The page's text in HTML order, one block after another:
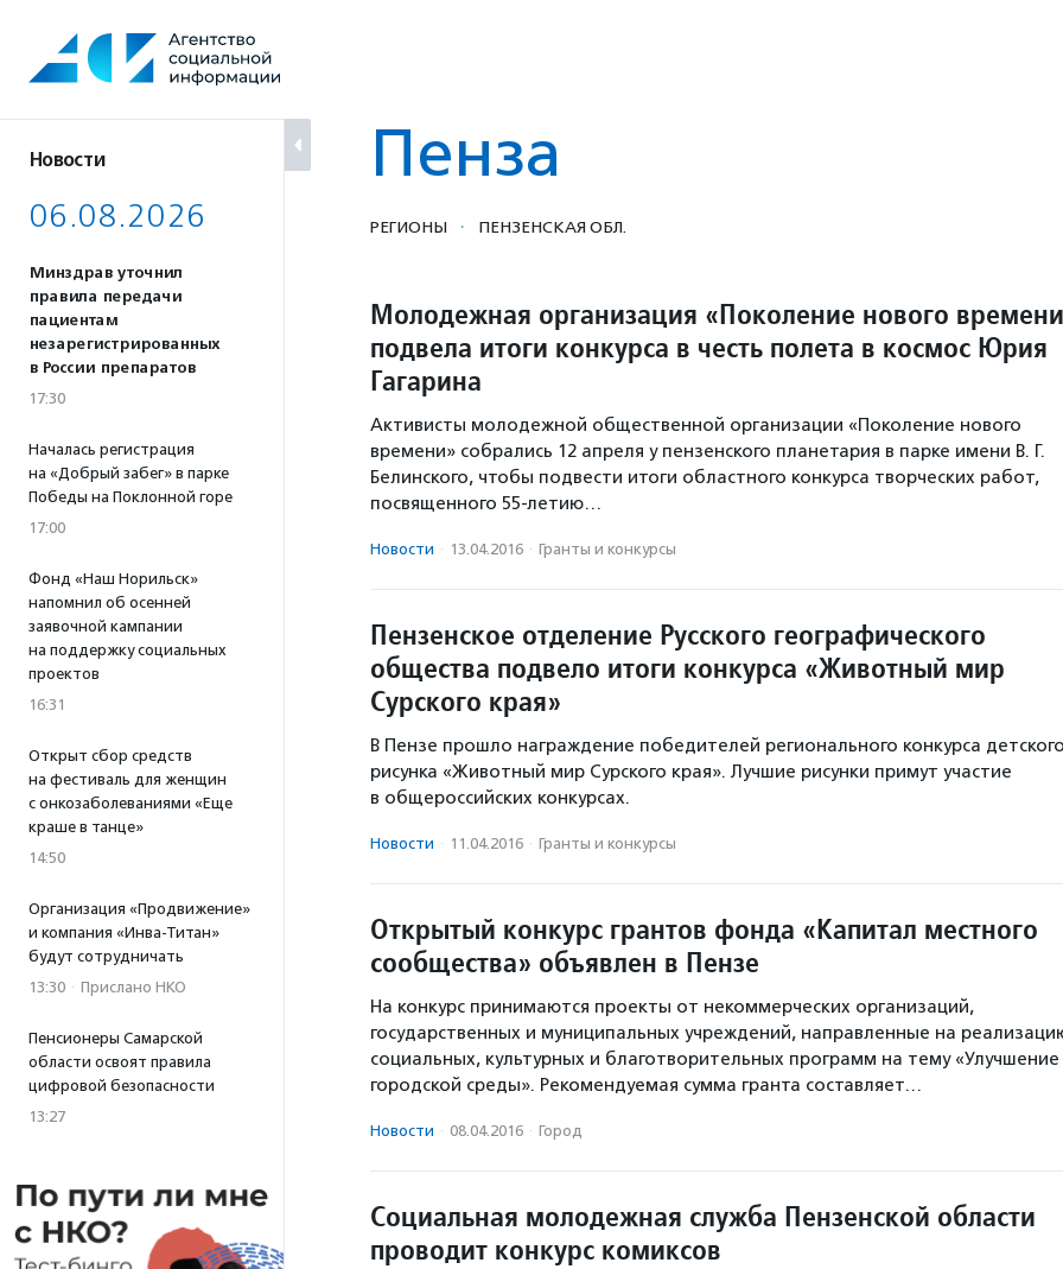
содержанию
Новости
06.08.2026
Минздрав уточнил
правила передачи
пациентам
незарегистрированных
в России препаратов
17:30
Началась регистрация
на «Добрый забег» в парке
Победы на Поклонной горе
17:00
Фонд «Наш Норильск»
напомнил об осенней
заявочной кампании
на поддержку социальных
проектов
16:31
Открыт сбор средств
на фестиваль для женщин
с онкозаболеваниями «Еще
краше в танце»
14:50
Организация «Продвижение»
и компания «Инва-Титан»
будут сотрудничать
13:30 · Прислано НКО
Пенсионеры Самарской
области освоят правила
цифровой безопасности
13:27
Пенза
РЕГИОНЫ · ПЕНЗЕНСКАЯ ОБЛ.
Молодежная организация «Поколение нового
подвела итоги конкурса в честь полета в космос Юрия
Гагарина
Активисты молодежной общественной организации «Поколение нового
времени» собрались 12 апреля у пензенского планетария в парке имени В. Г.
Белинского, чтобы подвести итоги областного конкурса творческих работ,
посвященного 55-летию…
Новости · 13.04.2016 · Гранты и конкурсы
Пензенское отделение Русского географического
общества подвело итоги конкурса «Животный мир
Сурского края»
В Пензе прошло награждение победителей регионального конкурса
рисунка «Животный мир Сурского края». Лучшие рисунки примут участие
в общероссийских конкурсах.
Новости · 11.04.2016 · Гранты и конкурсы
Открытый конкурс грантов фонда «Капитал местного
сообщества» объявлен в Пензе
На конкурс принимаются проекты от некоммерческих организаций,
государственных и муниципальных учреждений, направленные на
социальных, культурных и благотворительных программ на тему «Улучшение
городской среды». Рекомендуемая сумма гранта составляет…
Новости · 08.04.2016 · Город
Социальная молодежная служба Пензенской области
проводит конкурс комиксов